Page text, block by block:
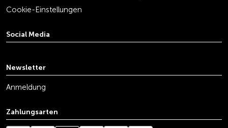
Cookie-Einstellungen
Social Media
Newsletter
Anmeldung
Zahlungsarten